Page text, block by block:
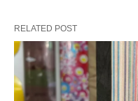
RELATED POST